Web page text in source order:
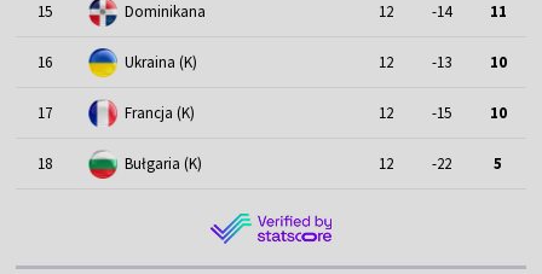
15 Dominikana 12 -14 11
16 Ukraina (K) 12 -13 10
17 Francja (K) 12 -15 10
18 Bułgaria (K) 12 -22 5